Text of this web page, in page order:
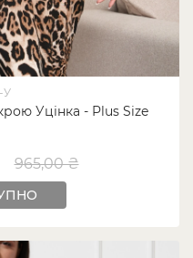
У
Уцінка - Plus Size
965,00 ₴